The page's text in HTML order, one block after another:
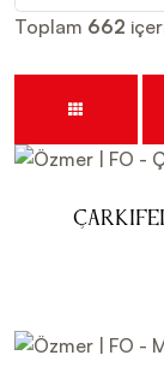
Toplam 662